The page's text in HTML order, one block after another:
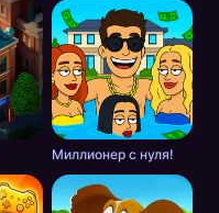
Миллионер с нуля!